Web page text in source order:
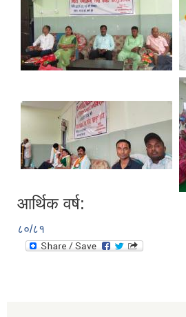
आर्थिक वर्ष:
८०/८१